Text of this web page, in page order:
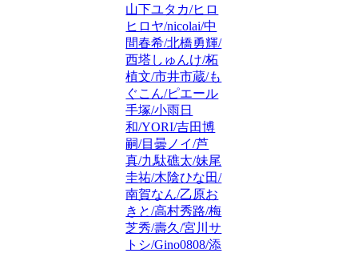
山下ユタカ/ヒロ
ヒロヤ/nicolai/中
間春希/北橋勇輝/
西塔しゅんけ/柘
植文/市井市蔵/も
ぐこん/ピエール
手塚/小雨日
和/YORI/吉田博
嗣/目曇ノイ/芦
真/九駄礁太/妹尾
圭祐/木陰ひな田/
南賀なん/乙原お
きと/高村秀路/梅
芝秀/壽久/宮川サ
トシ/Gino0808/添